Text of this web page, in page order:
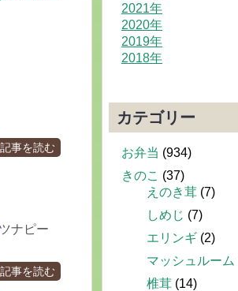
記事を読む
ツナピー
記事を読む
2021年
2020年
2019年
2018年
カテゴリー
お弁当 (934)
きのこ (37)
えのき茸 (7)
しめじ (7)
エリンギ (2)
マッシュルーム
椎茸 (14)